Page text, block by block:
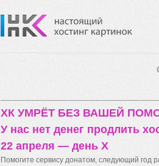
ХК УМРЁТ БЕЗ ВАШЕЙ
У нас нет денег продлить
22 апреля — день X
Помогите сервису донатом, следующий год